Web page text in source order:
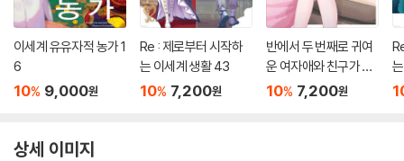
이세계 유유자적 농가 1
6
10% 9,000원
Re : 제로부터 시작하
는 이세계 생활 43
10% 7,200원
반에서 두 번째로 귀여
운 여자애와 친구가 되
었다 7.5
10% 7,200원
상세 이미지